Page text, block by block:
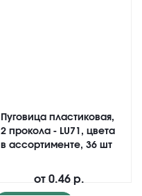
Пуговица пластиковая,
2 прокола - LU71, цвета
в ассортименте, 36 шт
от 0.46 р.